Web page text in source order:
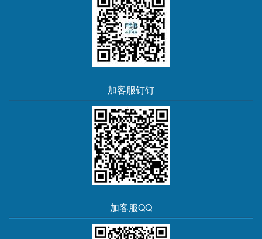
加客服钉钉
加客服QQ